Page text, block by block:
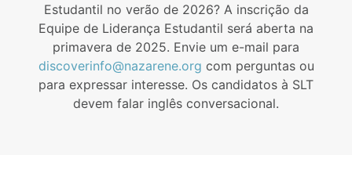
Estudantil no verão de 2026? A inscrição da
Equipe de Liderança Estudantil será aberta na
primavera de 2025. Envie um e-mail para
discoverinfo@nazarene.org com perguntas ou
para expressar interesse. Os candidatos à SLT
devem falar inglês conversacional.